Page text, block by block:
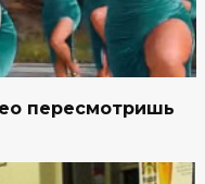
пересмотришь